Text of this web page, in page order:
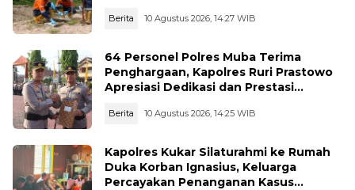
Berita 10 Agustus 2026, 14:27 WIB
64 Personel Polres Muba Terima
Penghargaan, Kapolres Ruri Prastowo
Apresiasi Dedikasi dan Prestasi
Berita 10 Agustus 2026, 14:25 WIB
Kapolres Kukar Silaturahmi ke Rumah
Duka Korban Ignasius, Keluarga
Percayakan Penanganan Kasus